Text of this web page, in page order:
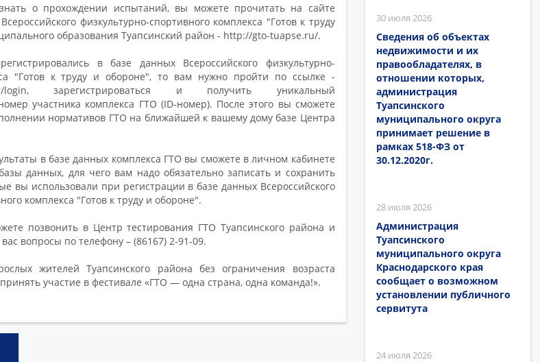
о прохождении испытаний, вы можете прочитать на сайте
физкультурно-спортивного комплекса "Готов к труду
образования Туапсинский район - http://gto-tuapse.ru/.
в базе данных Всероссийского физкультурно-
"Готов к труду и обороне", то вам нужно пройти по ссылке -
login, зарегистрироваться и получить уникальный
участника комплекса ГТО (ID-номер). После этого вы сможете
нормативов ГТО на ближайшей к вашему дому базе Центра
в базе данных комплекса ГТО вы сможете в личном кабинете
данных, для чего вам надо обязательно записать и сохранить
вы использовали при регистрации в базе данных Всероссийского
комплекса "Готов к труду и обороне".
позвонить в Центр тестирования ГТО Туапсинского района и
вопросы по телефону – (86167) 2-91-09.
жителей Туапсинского района без ограничения возраста
участие в фестивале «ГТО — одна страна, одна команда!».
30 июля 2026
Сведения об объектах
недвижимости и их
правообладателях, в
отношении которых,
администрация
Туапсинского
муниципального округа
принимает решение в
рамках 518-ФЗ от
30.12.2020г.
28 июля 2026
Администрация
Туапсинского
муниципального округа
Краснодарского края
сообщает о возможном
установлении публичного
сервитута
24 июля 2026